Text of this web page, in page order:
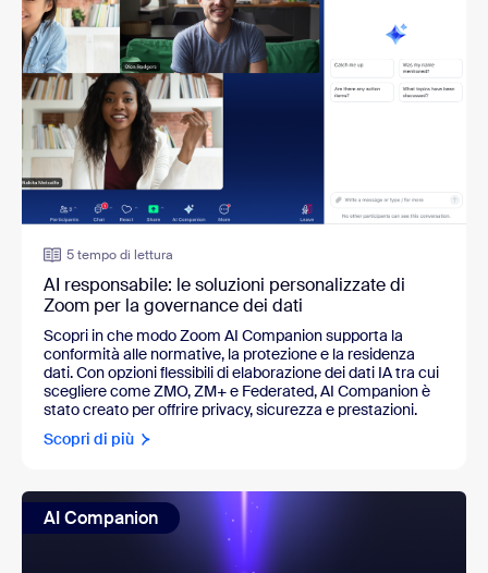
5 tempo di lettura
AI responsabile: le soluzioni personalizzate di
Zoom per la governance dei dati
Scopri in che modo Zoom AI Companion supporta la
conformità alle normative, la protezione e la residenza
dati. Con opzioni flessibili di elaborazione dei dati IA tra cui
scegliere come ZMO, ZM+ e Federated, AI Companion è
stato creato per offrire privacy, sicurezza e prestazioni.
Scopri di più
AI Companion